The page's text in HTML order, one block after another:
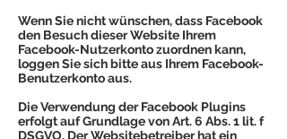
Wenn Sie nicht wünschen, dass Facebook
den Besuch dieser Website Ihrem
Facebook-Nutzerkonto zuordnen kann,
loggen Sie sich bitte aus Ihrem Facebook-
Benutzerkonto aus.
Die Verwendung der Facebook Plugins
erfolgt auf Grundlage von Art. 6 Abs. 1 lit. f
DSGVO. Der Websitebetreiber hat ein